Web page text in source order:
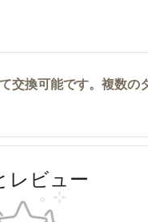
換可能です。複数の
レビュー